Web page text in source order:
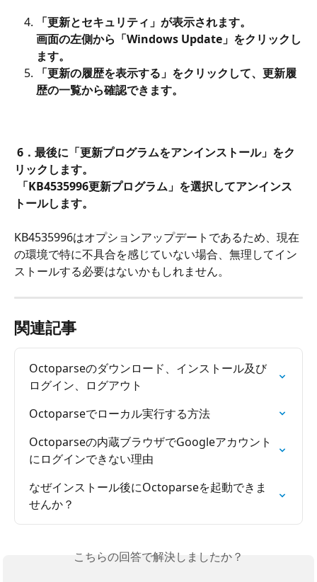
「更新とセキュリティ」が表示されます。
画面の左側から「Windows Update」をクリックし
ます。
「更新の履歴を表示する」をクリックして、更新履
歴の一覧から確認できます。
6．最後に「更新プログラムをアンインストール」をク
リックします。
「KB4535996更新プログラム」を選択してアンインス
トールします。
KB4535996はオプションアップデートであるため、現在
の環境で特に不具合を感じていない場合、無理してイン
ストールする必要はないかもしれません。
関連記事
Octoparseのダウンロード、インストール及び
ログイン、ログアウト
Octoparseでローカル実行する方法
Octoparseの内蔵ブラウザでGoogleアカウント
にログインできない理由
なぜインストール後にOctoparseを起動できま
せんか？
こちらの回答で解決しましたか？